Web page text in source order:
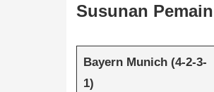
Susunan Pemain
Bayern Munich (4-2-3-
1)